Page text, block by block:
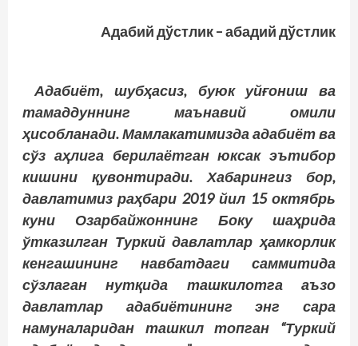
Адабий дўстлик – абадий дўстлик
Адабиёт, шубҳасиз, буюк уйғониш ва
тамаддуннинг маънавий омили
ҳисобланади. Мамлакатимизда адабиёт ва
сўз аҳлига берилаётган юксак эътибор
кишини қувонтиради. Хабарингиз бор,
давлатимиз раҳбари 2019 йил 15 октябрь
куни Озарбайжоннинг Боку шаҳрида
ўтказилган Туркий давлатлар ҳамкорлик
кенгашининг навбатдаги саммитида
сўзлаган нутқида ташкилотга аъзо
давлатлар адабиётининг энг сара
намуналаридан ташкил топган “Туркий